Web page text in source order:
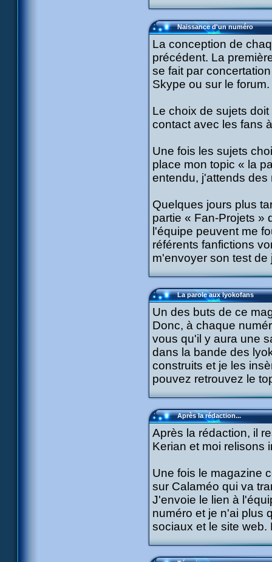
Naissance d'un numéro
La conception de
précédent. La
se fait par
Skype ou sur le forum.
Le choix de sujets
contact avec les fans
Une fois les sujets
place mon topic « la
entendu, j'attends des
Quelques jours plus
partie « Fan-Projets »
l'équipe peuvent me
référents fanfictions
m'envoyer son test de
La parole aux lyokofans
Un des buts de ce
Donc, à chaque
vous qu'il y aura une
dans la bande des
construits et je les
pouvez retrouvez le
Après la rédaction...
Après la rédaction, il
Kerian et moi relisons
Une fois le magazine
sur Calaméo qui va
J'envoie le lien à
numéro et je n'ai plus
sociaux et le site web.